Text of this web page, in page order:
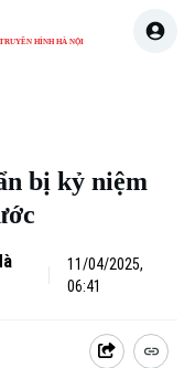
HÌNH HÀ NỘI
bị kỷ niệm
11/04/2025,
06:41